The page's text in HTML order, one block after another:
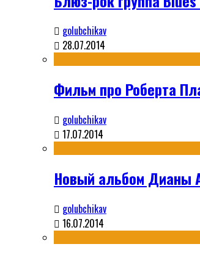
golubchikav
28.07.2014
Фильм про Роберта
golubchikav
17.07.2014
Новый альбом Дианы
golubchikav
16.07.2014